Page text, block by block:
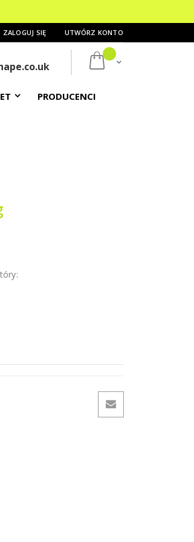
ZALOGUJ SIĘ UTWÓRZ KONTO
Mój koszyk
PRODUCENCI